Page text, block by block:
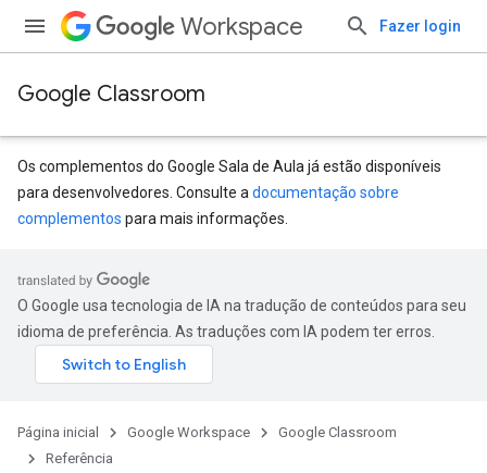
Workspace Fazer login
Google Classroom
Os complementos do Google Sala de Aula já estão disponíveis
para desenvolvedores. Consulte a documentação sobre
complementos para mais informações.
O Google usa tecnologia de IA na tradução de conteúdos para seu
idioma de preferência. As traduções com IA podem ter erros.
Página inicial Google Workspace
Google Classroom
Referência